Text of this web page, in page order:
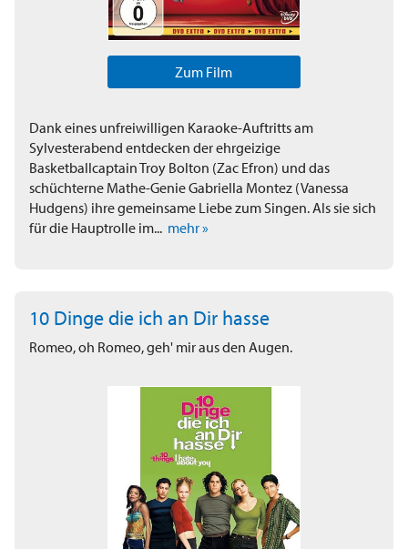
Zum Film
Dank eines unfreiwilligen Karaoke-Auftritts am
Sylvesterabend entdecken der ehrgeizige
Basketballcaptain Troy Bolton (Zac Efron) und das
schüchterne Mathe-Genie Gabriella Montez (Vanessa
Hudgens) ihre gemeinsame Liebe zum Singen. Als sie sich
für die Hauptrolle im... mehr »
10 Dinge die ich an Dir hasse
Romeo, oh Romeo, geh' mir aus den Augen.